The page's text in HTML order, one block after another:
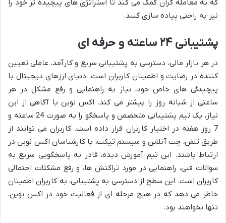
که به معامله گران کمک می کند تا استراتژی های پیچیده تر خود را
نیز به راحتی پیاده سازی کنند.
پشتیبانی ۲۴ ساعته و حرفه ای
در هر بازار مالی، دسترسی به پشتیبانی سریع و کارآمد، عاملی تعیین
کننده در رضایت و اطمینان کاربران است. دنیای ارزهای دیجیتال با
پیچیدگی های خاص خود، نیاز به راهنمایی و رفع مشکل در هر
ساعتی از شبانه روز را بیشتر می کند. اکس نوین با آگاهی از این
نیاز، یک تیم پشتیبانی متخصص و پاسخگو را به صورت 24 ساعته و
7 روز هفته در اختیار کاربران قرار داده است. کاربران می توانند از
طریق تلفن، چت آنلاین و سیستم تیکت، با کارشناسان اکس نوین در
ارتباط باشند. این تیم آموزش دیده، قادر به پاسخگویی سریع به
سوالات فنی، راهنمایی در مورد تراکنش ها، و رفع مشکلات احتمالی
کاربران است. این سطح از دسترسی به پشتیبانی، به کاربران اطمینان
خاطر می دهد که در هیچ مرحله ای از فعالیت خود در اکس نوین،
تنها نخواهند بود.